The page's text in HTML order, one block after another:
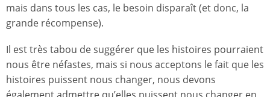
mais dans tous les cas, le besoin disparaît (et donc, la
grande récompense).
Il est très tabou de suggérer que les histoires pourraient
nous être néfastes, mais si nous acceptons le fait que les
histoires puissent nous changer, nous devons